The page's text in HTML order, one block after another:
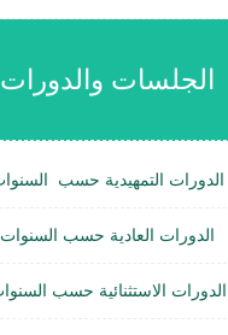
الجلسات والدورات
الدورات التمهيدية حسب
الدورات العادية حسب السنوات
الدورات الاستثنائية حسب